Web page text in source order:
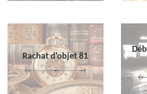
Rachat d'objet 81